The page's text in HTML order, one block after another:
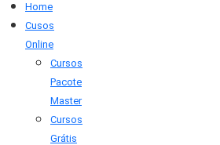
Home
Cusos
Online
Cursos
Pacote
Master
Cursos
Grátis